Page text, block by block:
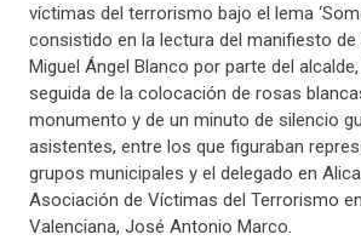
víctimas del terrorismo bajo el lema
consistido en la lectura del manifiesto de
Miguel Ángel Blanco por parte del
seguida de la colocación de rosas
monumento y de un minuto de silencio
asistentes, entre los que figuraban
grupos municipales y el delegado en
Asociación de Víctimas del Terrorismo
Valenciana, José Antonio Marco.